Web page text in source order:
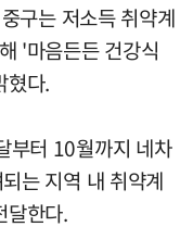
구는 저소득 취약계
'마음든든 건강식
혔다.
부터 10월까지 네차
는 지역 내 취약계
달한다.